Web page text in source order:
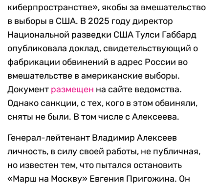
киберпространстве», якобы за вмешательство
в выборы в США. В 2025 году директор
Национальной разведки США Тулси Габбард
опубликовала доклад, свидетельствующий о
фабрикации обвинений в адрес России во
вмешательстве в американские выборы.
Документ размещен на сайте ведомства.
Однако санкции, с тех, кого в этом обвиняли,
сняты не были. В том числе с Алексеева.
Генерал-лейтенант Владимир Алексеев
личность, в силу своей работы, не публичная,
но известен тем, что пытался остановить
«Марш на Москву» Евгения Пригожина. Он